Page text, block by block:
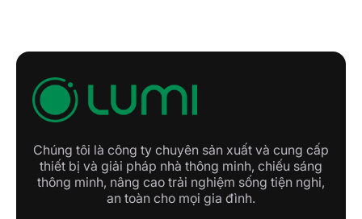
Chúng tôi là công ty chuyên sản xuất và cung cấp
thiết bị và giải pháp nhà thông minh, chiếu sáng
thông minh, nâng cao trải nghiệm sống tiện nghi,
an toàn cho mọi gia đình.